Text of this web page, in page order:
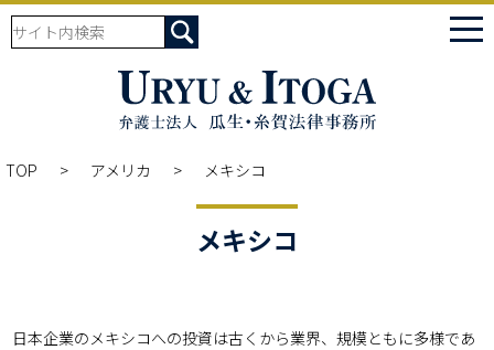
TOP アメリカ メキシコ
メキシコ
日本企業のメキシコへの投資は古くから業界、規模ともに多様であ